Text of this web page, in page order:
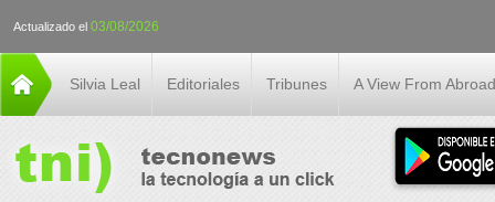
Actualizado el 03/08/2026
Silvia Leal Editoriales Tribunes A View From Abroad